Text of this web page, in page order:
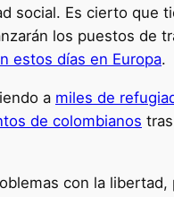
social. Es cierto que
los puestos de
estos días en Europa.
a miles de
de colombianos tras
con la